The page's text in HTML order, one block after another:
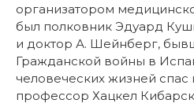
организатором
был полковник Эдуард
и доктор А. Шейнберг,
Гражданской войны в
человеческих жизней
профессор Хацкел